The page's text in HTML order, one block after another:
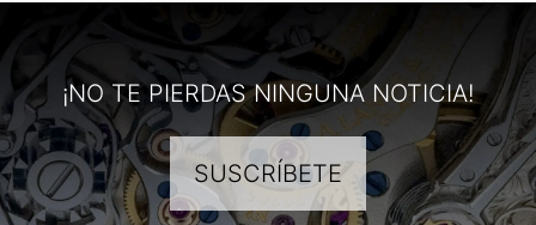
¡NO TE PIERDAS NINGUNA NOTICIA!
SUSCRÍBETE